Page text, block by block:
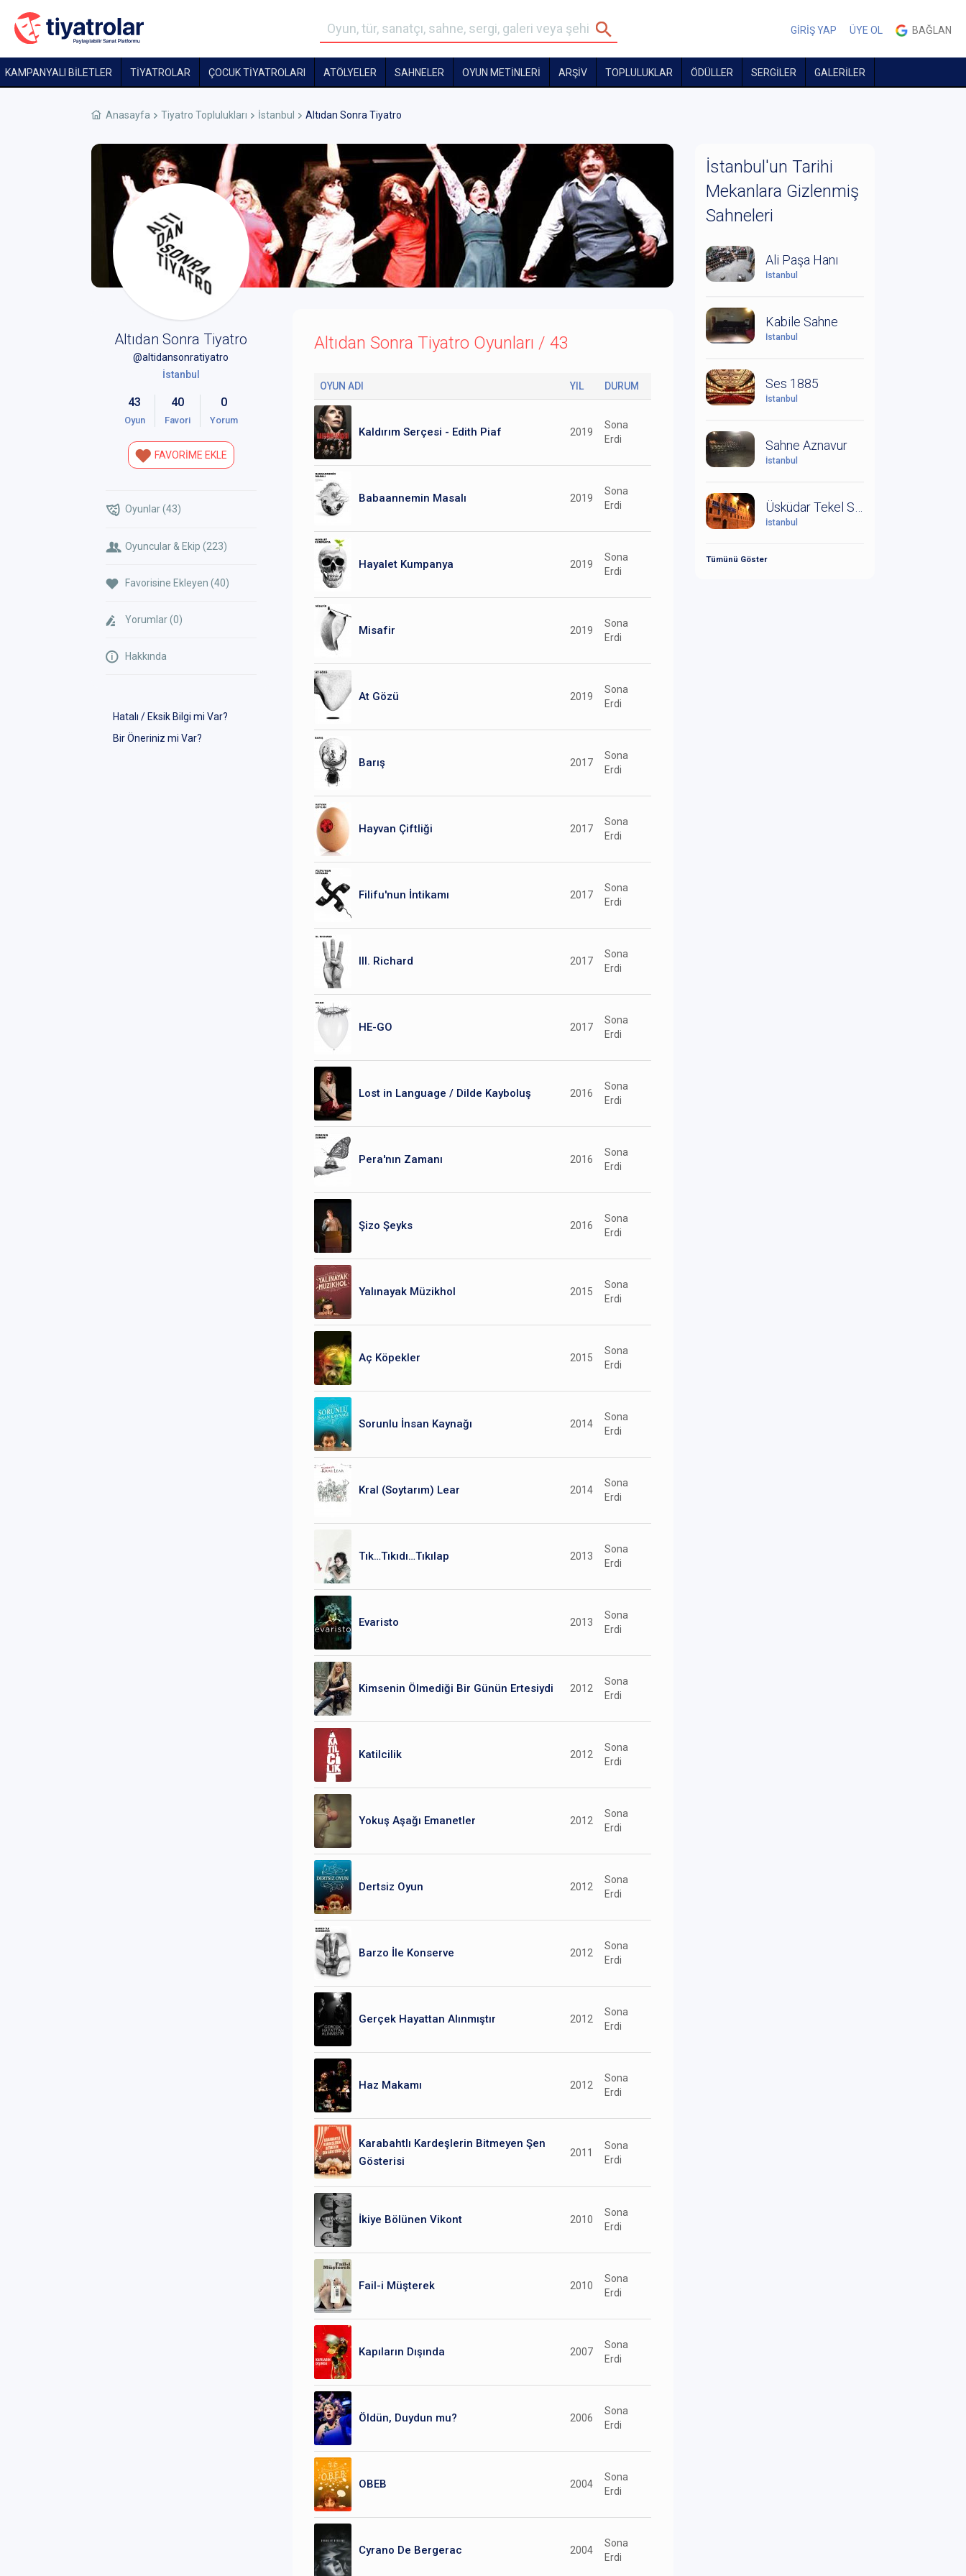
GİRİŞ YAP ÜYE OL BAĞLAN
KAMPANYALI BİLETLER TİYATROLAR ÇOCUK TIYATROLARI ATÖLYELER SAHNELER OYUN METİNLERİ ARŞİV TOPLULUKLAR ÖDÜLLER SERGİLER GALERİLER
Anasayfa Tiyatro Toplulukları İstanbul Altıdan Sonra Tiyatro
Altıdan Sonra Tiyatro
@altidansonratiyatro
İstanbul
43
Oyun
40
Favori
0
Yorum
FAVORİME EKLE
Oyunlar (43)
Oyuncular & Ekip (223)
Favorisine Ekleyen (40)
Yorumlar (0)
Hakkında
Hatalı / Eksik Bilgi mi Var?
Bir Öneriniz mi Var?
Altıdan Sonra Tiyatro Oyunları / 43
OYUN ADI YIL DURUM
Kaldırım Serçesi - Edith Piaf 2019
Sona
Erdi
Babaannemin Masalı 2019
Sona
Erdi
Hayalet Kumpanya 2019
Sona
Erdi
Misafir 2019
Sona
Erdi
At Gözü 2019
Sona
Erdi
Barış 2017
Sona
Erdi
Hayvan Çiftliği 2017
Sona
Erdi
Filifu'nun İntikamı 2017
Sona
Erdi
III. Richard 2017
Sona
Erdi
HE-GO 2017
Sona
Erdi
Lost in Language / Dilde Kayboluş 2016
Sona
Erdi
Pera'nın Zamanı 2016
Sona
Erdi
Şizo Şeyks 2016
Sona
Erdi
Yalınayak Müzikhol 2015
Sona
Erdi
Aç Köpekler 2015
Sona
Erdi
Sorunlu İnsan Kaynağı 2014
Sona
Erdi
Kral (Soytarım) Lear 2014
Sona
Erdi
Tık…Tıkıdı…Tıkılap 2013
Sona
Erdi
Evaristo 2013
Sona
Erdi
Kimsenin Ölmediği Bir Günün Ertesiydi 2012
Sona
Erdi
Katilcilik 2012
Sona
Erdi
Yokuş Aşağı Emanetler 2012
Sona
Erdi
Dertsiz Oyun 2012
Sona
Erdi
Barzo İle Konserve 2012
Sona
Erdi
Gerçek Hayattan Alınmıştır 2012
Sona
Erdi
Haz Makamı 2012
Sona
Erdi
Karabahtlı Kardeşlerin Bitmeyen Şen
Gösterisi
2011
Sona
Erdi
İkiye Bölünen Vikont 2010
Sona
Erdi
Fail-i Müşterek 2010
Sona
Erdi
Kapıların Dışında 2007
Sona
Erdi
Öldün, Duydun mu? 2006
Sona
Erdi
OBEB 2004
Sona
Erdi
Cyrano De Bergerac 2004
Sona
Erdi
İstanbul'un Tarihi
Mekanlara Gizlenmiş
Sahneleri
Ali Paşa Hanı
İstanbul
Kabile Sahne
İstanbul
Ses 1885
İstanbul
Sahne Aznavur
İstanbul
İstanbul
Tümünü Göster